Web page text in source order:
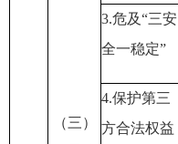
（三）
3.危及“三安
全一稳定”
4.保护第三
方合法权益